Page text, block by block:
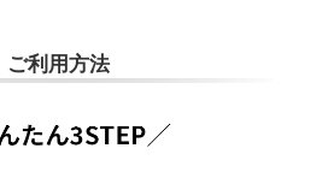
ご利用方法